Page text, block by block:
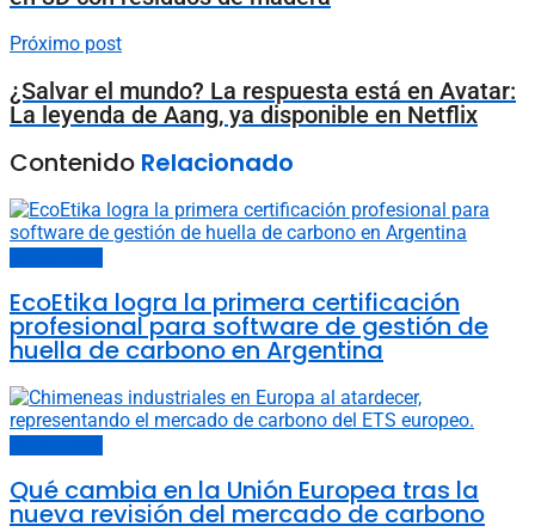
Próximo post
¿Salvar el mundo? La respuesta está en Avatar:
La leyenda de Aang, ya disponible en Netflix
Contenido Relacionado
EcoEtika logra la primera certificación
profesional para software de gestión de
huella de carbono en Argentina
Qué cambia en la Unión Europea tras la
nueva revisión del mercado de carbono